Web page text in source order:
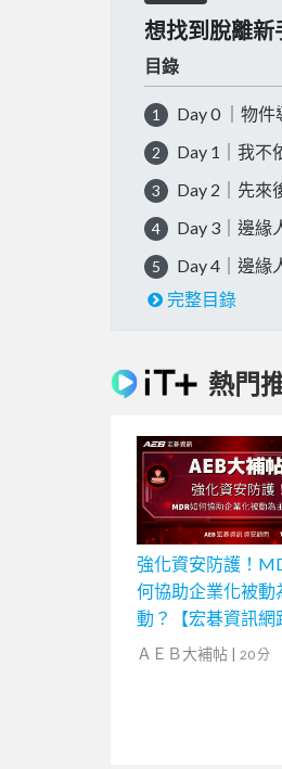
想找到脫離新
目錄
1 Day 0 ｜物
2 Day 1｜我不
3 Day 2｜先來
4 Day 3｜邊緣
5
Day 4｜邊緣
完整目錄
熱門
強化資安防護！
何協助企業化被動
動？【宏碁資訊網
堂】
ＡＥＢ大補帖 | 20 分